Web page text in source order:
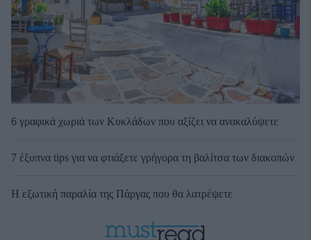
6 γραφικά χωριά των Κυκλάδων που αξίζει να ανακαλύψετε
7 έξυπνα tips για να φτιάξετε γρήγορα τη βαλίτσα των διακοπών
Η εξωτική παραλία της Πάργας που θα λατρέψετε